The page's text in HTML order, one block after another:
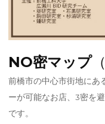
NO密マップ
前橋市の中心市街地にあ
ーが可能なお店、3密を
です。